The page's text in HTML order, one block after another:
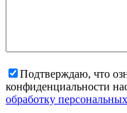
Подтверждаю, что
конфиденциальности
обработку